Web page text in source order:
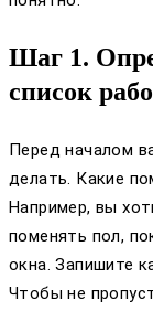
Шаг 1.
список
Перед началом
делать. Какие
Например, вы
поменять пол,
окна. Запишите
Чтобы не